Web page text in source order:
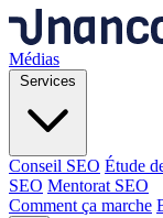
Médias
Services
Conseil SEO Étude
SEO Mentorat SEO
Comment ça marche